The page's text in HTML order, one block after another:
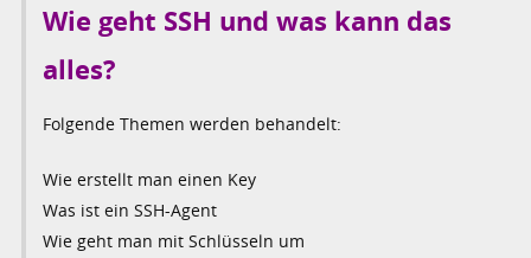
Wie geht SSH und was kann das
alles?
Folgende Themen werden behandelt:
Wie erstellt man einen Key
Was ist ein SSH-Agent
Wie geht man mit Schlüsseln um